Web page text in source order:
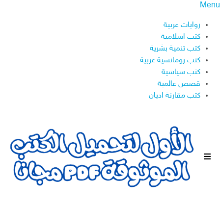
Menu
روايات عربية
كتب اسلامية
كتب تنمية بشرية
كتب رومانسية عربية
كتب سياسية
قصص عالمية
كتب مقارنة اديان
ا